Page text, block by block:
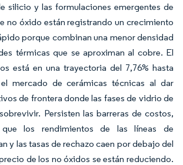
silicio y las formulaciones emergentes de
no óxido están registrando un crecimiento
porque combinan una menor densidad
térmicas que se aproximan al cobre. El
está en una trayectoria del 7,76% hasta
mercado de cerámicas técnicas al dar
de frontera donde las fases de vidrio de
Persisten las barreras de costos,
los rendimientos de las líneas de
y las tasas de rechazo caen por debajo del
de los no óxidos se están reduciendo.